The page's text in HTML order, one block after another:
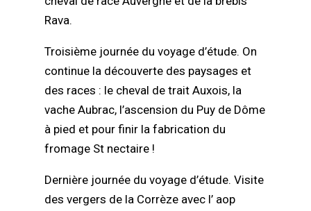
Rava.
Troisième journée du voyage d’étude. On
continue la découverte des paysages et
des races : le cheval de trait Auxois, la
vache Aubrac, l’ascension du Puy de Dôme
à pied et pour finir la fabrication du
fromage St nectaire !
Dernière journée du voyage d’étude. Visite
des vergers de la Corrèze avec l’ aop